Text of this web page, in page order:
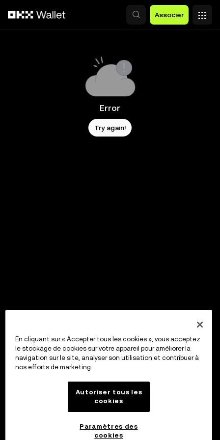
Associer
Error
Try again!
En cliquant sur « Accepter tous les cookies », vous acceptez
le stockage de cookies sur votre appareil pour améliorer la
navigation sur le site, analyser son utilisation et contribuer à
nos efforts de marketing.
Autoriser tous les
cookies
Paramètres des
cookies